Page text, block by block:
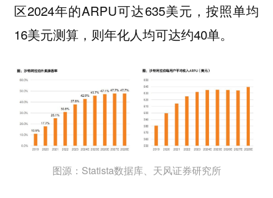
区2024年的ARPU可达635美元，按照单均
16美元测算，则年化人均可达约40单。
图源：Statista数据库、天风证券研究所